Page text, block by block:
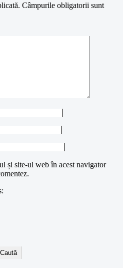
Câmpurile obligatorii sunt
și site-ul web în acest navigator
Caută